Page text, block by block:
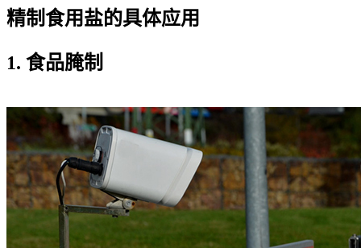
精制食用盐的具体应用
1. 食品腌制